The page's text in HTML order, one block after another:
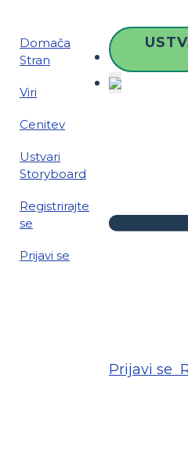
Domača
Stran
Viri
Cenitev
Ustvari
Storyboard
Registrirajte
se
Prijavi se
Prijavi se